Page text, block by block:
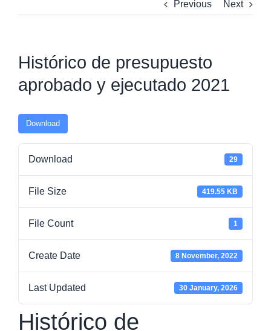
Previous Next
Histórico de presupuesto
aprobado y ejecutado 2021
Download
Download 29
File Size 419.55 KB
File Count 1
Create Date 8 November, 2022
Last Updated 30 January, 2026
Histórico de